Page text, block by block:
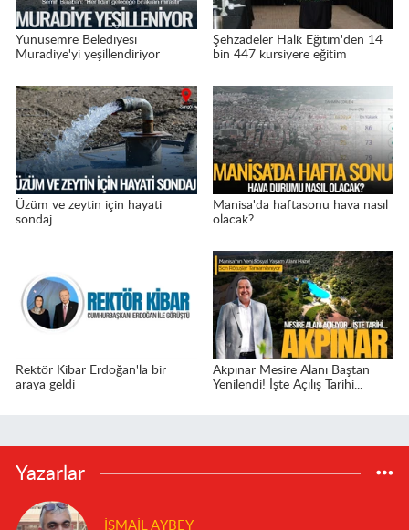
Yunusemre Belediyesi
Muradiye'yi yeşillendiriyor
Şehzadeler Halk Eğitim'den 14
bin 447 kursiyere eğitim
Üzüm ve zeytin için hayati
sondaj
Manisa'da haftasonu hava nasıl
olacak?
Rektör Kibar Erdoğan'la bir
araya geldi
Akpınar Mesire Alanı Baştan
Yenilendi! İşte Açılış Tarihi...
Yazarlar
İSMAIL AYBEY